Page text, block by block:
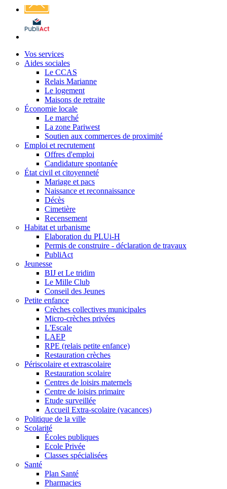
Affichage
légal
Vos services
Aides sociales
Le CCAS
Relais Marianne
Le logement
Maisons de retraite
Économie locale
Le marché
La zone Pariwest
Soutien aux commerces de proximité
Emploi et recrutement
Offres d'emploi
Candidature spontanée
État civil et citoyenneté
Mariage et pacs
Naissance et reconnaissance
Décès
Cimetière
Recensement
Habitat et urbanisme
Elaboration du PLUi-H
Permis de construire - déclaration de travaux
PubliAct
Jeunesse
BIJ et Le tridim
Le Mille Club
Conseil des Jeunes
Petite enfance
Crèches collectives municipales
Micro-crèches privées
L'Escale
LAEP
RPE (relais petite enfance)
Restauration crèches
Périscolaire et extrascolaire
Restauration scolaire
Centres de loisirs maternels
Centre de loisirs primaire
Etude surveillée
Accueil Extra-scolaire (vacances)
Politique de la ville
Scolarité
Écoles publiques
Ecole Privée
Classes spécialisées
Santé
Plan Santé
Pharmacies